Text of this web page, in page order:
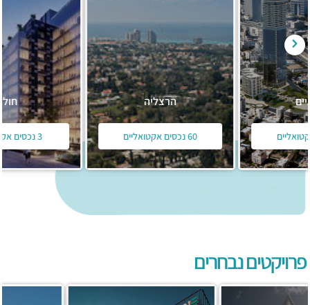
הרצליה חולון
פרויקטים נבחרים